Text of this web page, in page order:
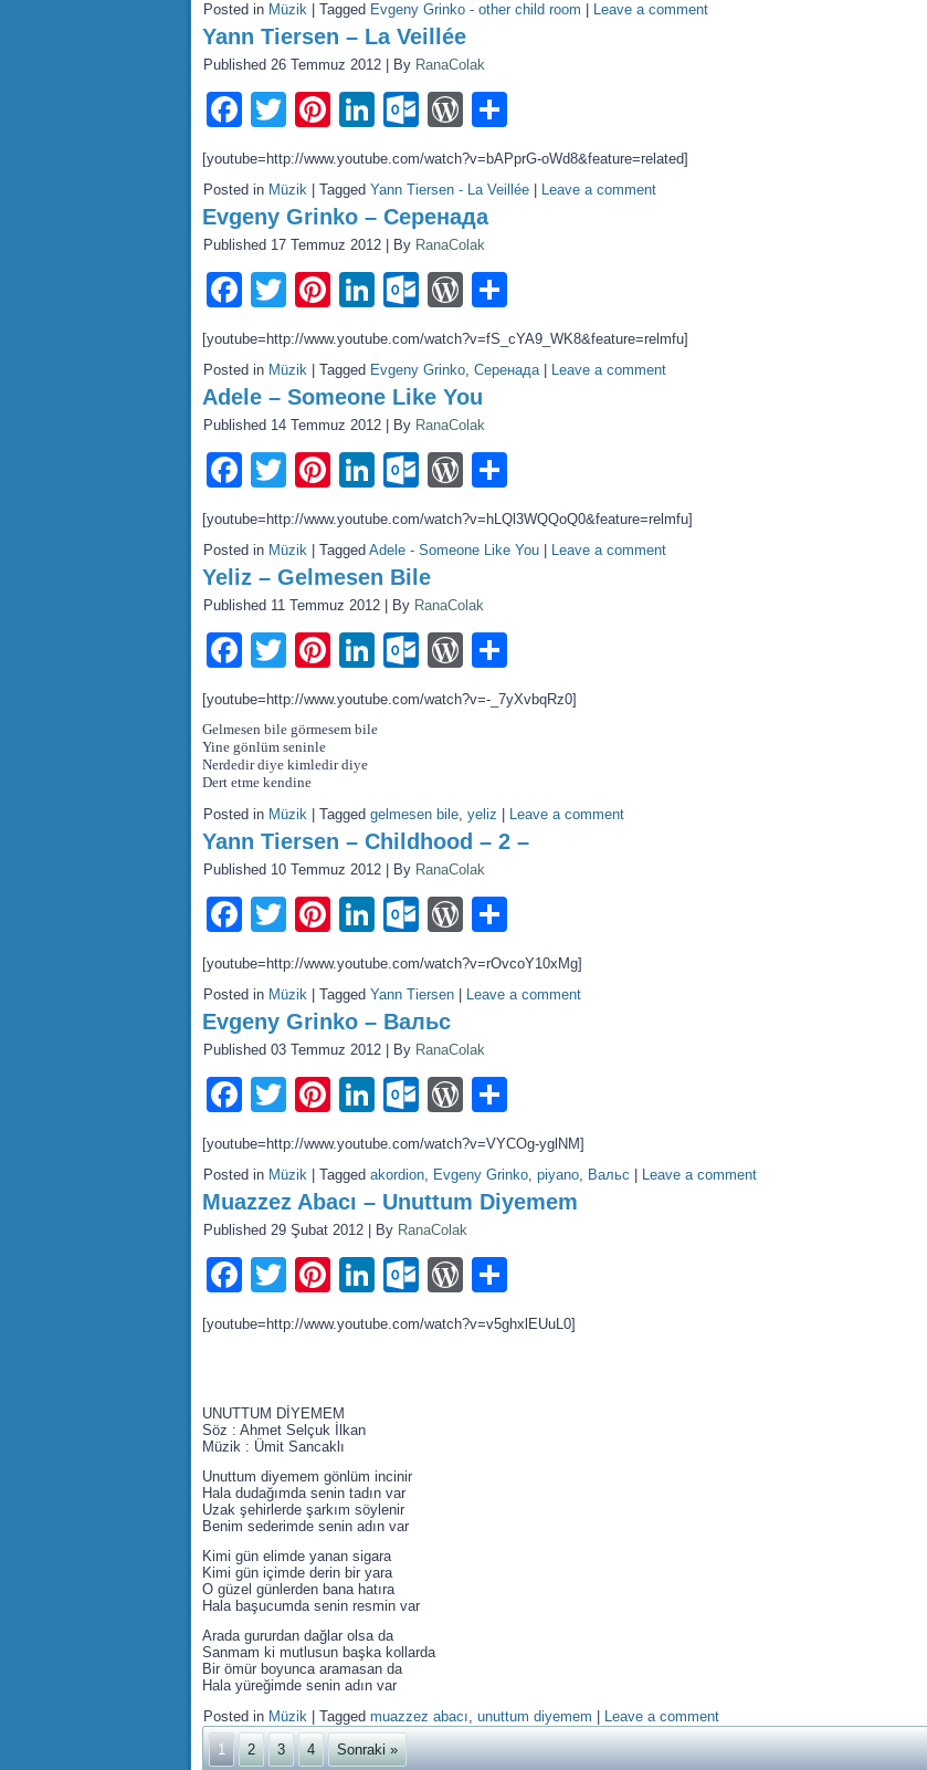
Posted in Müzik Tagged Evgeny Grinko - other child room Leave a comment
Yann Tiersen – La Veillée
Published 26 Temmuz 2012 By RanaColak
Facebook
TwitterPinterest
LinkedIn
Outlook.com
WordPress
[youtube=http://www.youtube.com/watch?v=bAPprG-oWd8&feature=related]
Posted in Müzik Tagged Yann Tiersen - La Veillée Leave a comment
Evgeny Grinko – Серенада
Published 17 Temmuz 2012 By RanaColak
Facebook
TwitterPinterest
LinkedIn
Outlook.com
WordPress
[youtube=http://www.youtube.com/watch?v=fS_cYA9_WK8&feature=relmfu]
Posted in Müzik Tagged Evgeny Grinko, Серенада| Leave a comment
Adele – Someone Like You
Published 14 Temmuz 2012 By RanaColak
Facebook
TwitterPinterest
LinkedIn
Outlook.com
WordPress
[youtube=http://www.youtube.com/watch?v=hLQl3WQQoQ0&feature=relmfu]
Posted in Müzik Tagged Adele - Someone Like You Leave a comment
Yeliz – Gelmesen Bile
Published 11 Temmuz 2012 By RanaColak
Facebook
TwitterPinterest
LinkedIn
Outlook.com
WordPress
[youtube=http://www.youtube.com/watch?v=-_7yXvbqRz0]
Gelmesen bile görmesem bile
Yine gönlüm seninle
Nerdedir diye kimledir diye
Dert etme kendine
Posted in Müzik Tagged gelmesen bile, yeliz Leave a comment
Yann Tiersen – Childhood – 2 –
Published 10 Temmuz 2012 By RanaColak
Facebook
TwitterPinterest
LinkedIn
Outlook.com
WordPress
[youtube=http://www.youtube.com/watch?v=rOvcoY10xMg]
Posted in Müzik Tagged Yann Tiersen Leave a comment
Evgeny Grinko – Вальс
Published 03 Temmuz 2012 By RanaColak
Facebook
TwitterPinterest
LinkedIn
Outlook.com
WordPress
[youtube=http://www.youtube.com/watch?v=VYCOg-yglNM]
Posted in Müzik Tagged akordion, Evgeny Grinko, piyano, Вальс Leave a comment
Muazzez Abacı – Unuttum Diyemem
Published 29 Şubat 2012 By RanaColak
Facebook
TwitterPinterest
LinkedIn
Outlook.com
WordPress
[youtube=http://www.youtube.com/watch?v=v5ghxlEUuL0]
UNUTTUM DİYEMEM
Söz : Ahmet Selçuk İlkan
Müzik : Ümit Sancaklı
Unuttum diyemem gönlüm incinir
Hala dudağımda senin tadın var
Uzak şehirlerde şarkım söylenir
Benim sederimde senin adın var
Kimi gün elimde yanan sigara
Kimi gün içimde derin bir yara
O güzel günlerden bana hatıra
Hala başucumda senin resmin var
Arada gururdan dağlar olsa da
Sanmam ki mutlusun başka kollarda
Bir ömür boyunca aramasan da
Hala yüreğimde senin adın var
Posted in Müzik Tagged muazzez abacı, unuttum diyemem
Leave a comment
1
2 3 4 Sonraki »